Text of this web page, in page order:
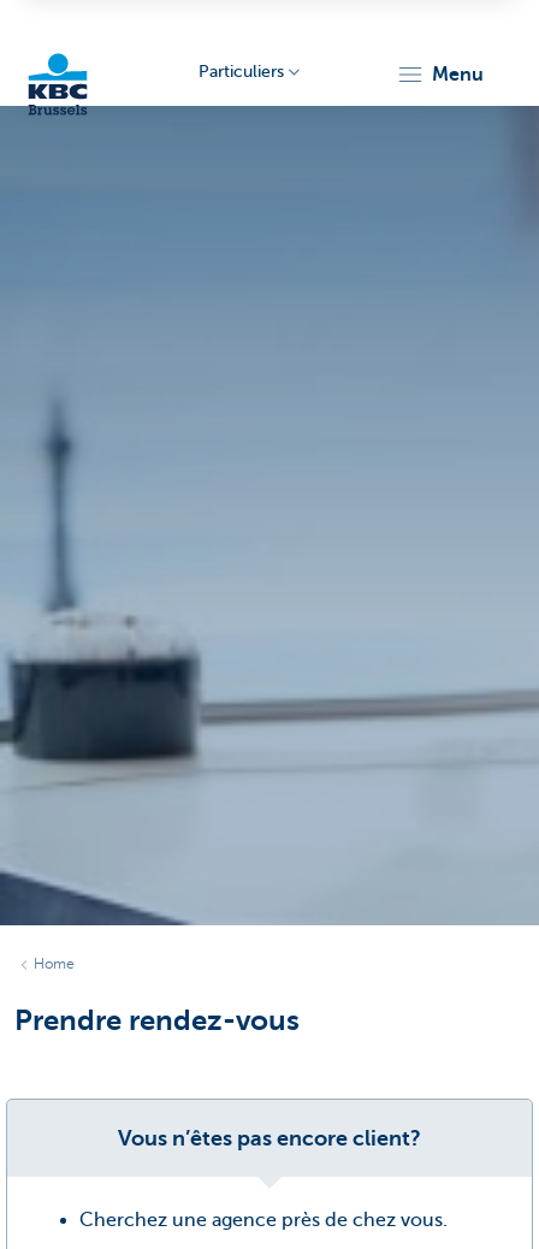
Particuliers menu
Home
Prendre rendez-vous
Vous n’êtes pas encore client?
Cherchez une agence près de chez vous.